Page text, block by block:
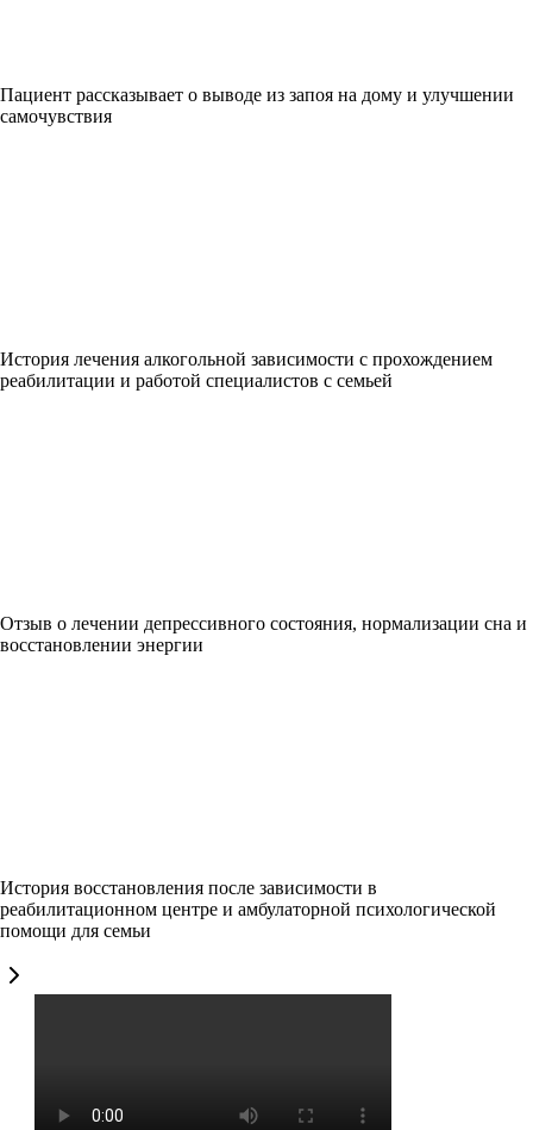
Пациент рассказывает о выводе из запоя на дому и улучшении
самочувствия
История лечения алкогольной зависимости с прохождением
реабилитации и работой специалистов с семьей
Отзыв о лечении депрессивного состояния, нормализации сна и
восстановлении энергии
История восстановления после зависимости в
реабилитационном центре и амбулаторной психологической
помощи для семьи